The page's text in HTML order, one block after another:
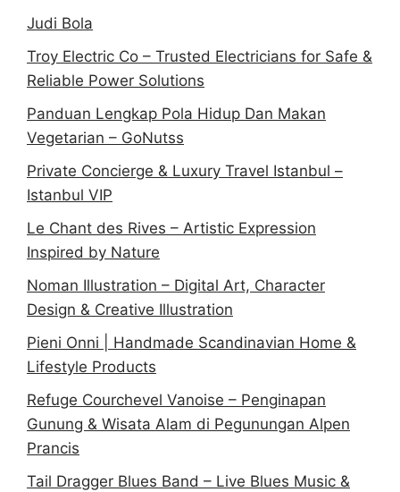
Judi Bola
Troy Electric Co – Trusted Electricians for Safe &
Reliable Power Solutions
Panduan Lengkap Pola Hidup Dan Makan
Vegetarian – GoNutss
Private Concierge & Luxury Travel Istanbul –
Istanbul VIP
Le Chant des Rives – Artistic Expression
Inspired by Nature
Noman Illustration – Digital Art, Character
Design & Creative Illustration
Pieni Onni | Handmade Scandinavian Home &
Lifestyle Products
Refuge Courchevel Vanoise – Penginapan
Gunung & Wisata Alam di Pegunungan Alpen
Prancis
Tail Dragger Blues Band – Live Blues Music &